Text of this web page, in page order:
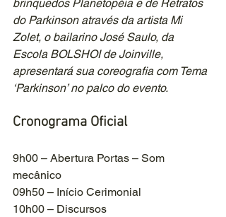
brinquedos Planetopéia e de Retratos
do Parkinson através da artista Mi
Zolet, o bailarino José Saulo, da
Escola BOLSHOI de Joinville,
apresentará sua coreografia com Tema
‘Parkinson’ no palco do evento.
Cronograma Oficial
9h00 – Abertura Portas – Som
mecânico
09h50 – Início Cerimonial
10h00 – Discursos